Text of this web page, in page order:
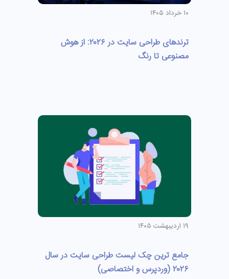
۱۰ خرداد ۱۴۰۵
ترندهای طراحی سایت در ۲۰۲۶: از هوش
مصنوعی تا رنگ
۱۹ اردیبهشت ۱۴۰۵
جامع ترین چک لیست طراحی سایت در سال
۲۰۲۶ (وردپرس و اختصاصی)